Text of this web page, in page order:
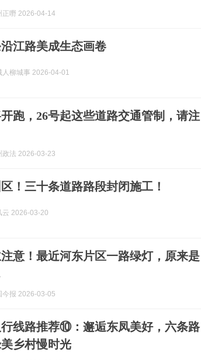
正嘢 2026-04-14
江路美成生态画卷
人柳城事 2026-04-01
跑，26号起这些道路交通管制，请注
政法 2026-03-23
！三十条道路路段封闭施工！
云 2026-03-20
意！最近河东片区一路绿灯，原来是
今报 2026-03-05
线路推荐⑩：邂逅东凤美好，六条路
乡村慢时光